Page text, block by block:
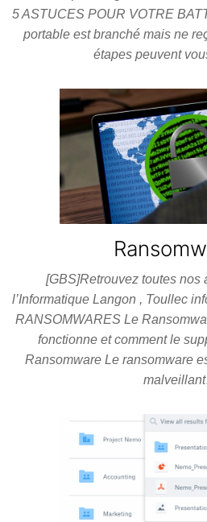
5 ASTUCES POUR VOTRE
portable est branché mais ne
étapes peuvent
[GBS]Retrouvez toutes nos
l’Informatique Langon , Toullec
RANSOMWARES Le
fonctionne et comment le
Ransomware Le ransomware